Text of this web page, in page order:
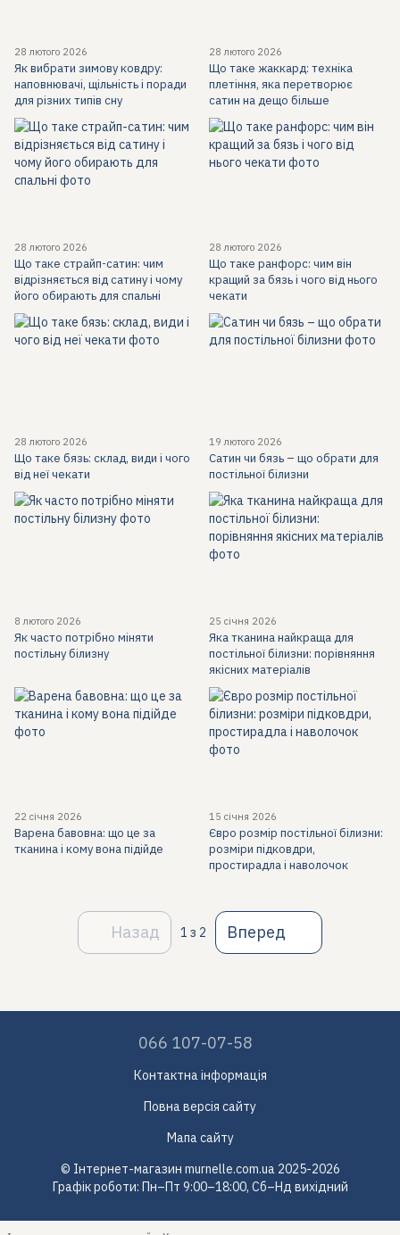
28 лютого 2026
Як вибрати зимову ковдру:
наповнювачі, щільність і поради
для різних типів сну
28 лютого 2026
Що таке жаккард: техніка
плетіння, яка перетворює
сатин на дещо більше
28 лютого 2026
Що таке страйп-сатин: чим
відрізняється від сатину і чому
його обирають для спальні
28 лютого 2026
Що таке ранфорс: чим він
кращий за бязь і чого від нього
чекати
28 лютого 2026
Що таке бязь: склад, види і чого
від неї чекати
19 лютого 2026
Сатин чи бязь – що обрати для
постільної білизни
8 лютого 2026
Як часто потрібно міняти
постільну білизну
25 січня 2026
Яка тканина найкраща для
постільної білизни: порівняння
якісних матеріалів
22 січня 2026
Варена бавовна: що це за
тканина і кому вона підійде
15 січня 2026
Євро розмір постільної білизни:
розміри підковдри,
простирадла і наволочок
Назад 1 з 2 Вперед
066 107-07-58
Контактна інформація
Повна версія сайту
Мапа сайту
© Інтернет-магазин murnelle.com.ua 2025-2026
Графік роботи: Пн–Пт 9:00–18:00, Сб–Нд вихідний